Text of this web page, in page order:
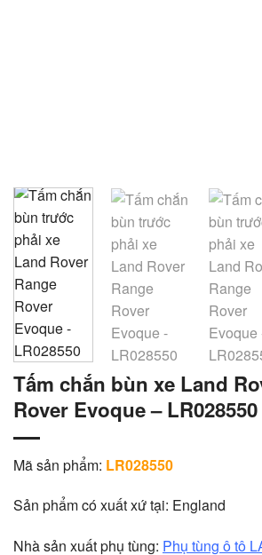
Tấm chắn bùn xe Land
Rover Evoque – LR028550
Mã sản phẩm: LR028550
Sản phẩm có xuất xứ tại: England
Nhà sản xuất phụ tùng: Phụ tùng ô tô